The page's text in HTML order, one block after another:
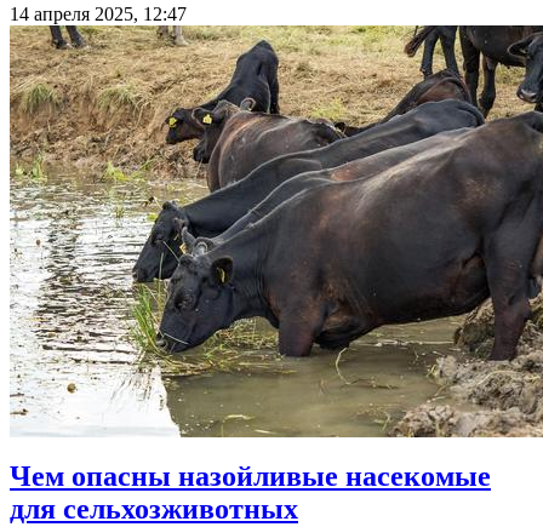
14 апреля 2025, 12:47
Чем опасны назойливые насекомые
для сельхозживотных